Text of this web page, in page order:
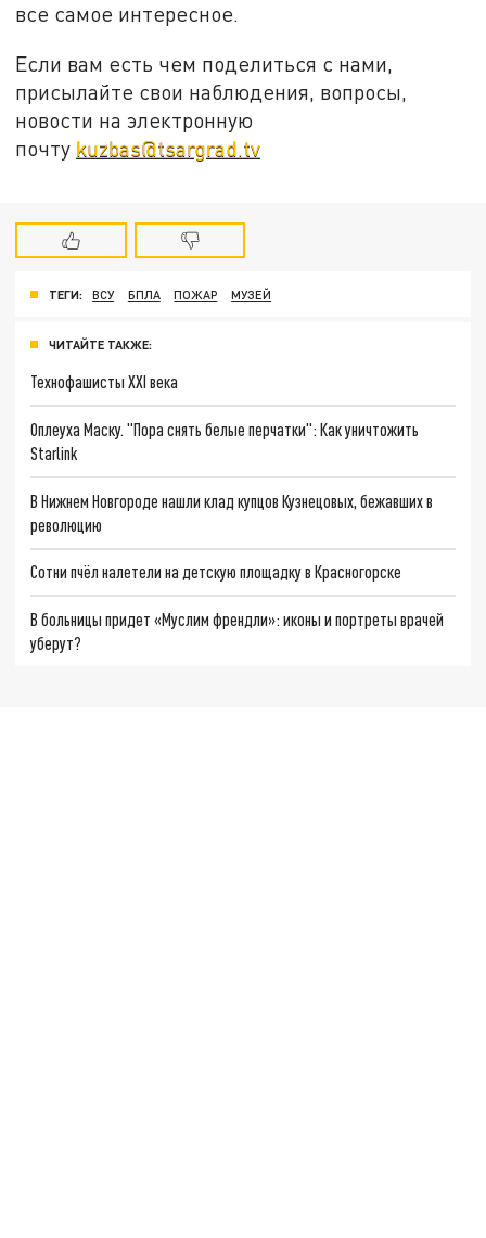
все самое интересное.
Если вам есть чем поделиться с нами,
присылайте свои наблюдения, вопросы,
новости на электронную
почту kuzbas@tsargrad.tv
ТЕГИ: ВСУ БПЛА ПОЖАР МУЗЕЙ
ЧИТАЙТЕ ТАКЖЕ:
Технофашисты XXI века
Оплеуха Маску. "Пора снять белые перчатки": Как уничтожить
Starlink
В Нижнем Новгороде нашли клад купцов Кузнецовых, бежавших в
революцию
Сотни пчёл налетели на детскую площадку в Красногорске
В больницы придет «Муслим френдли»: иконы и портреты врачей
уберут?